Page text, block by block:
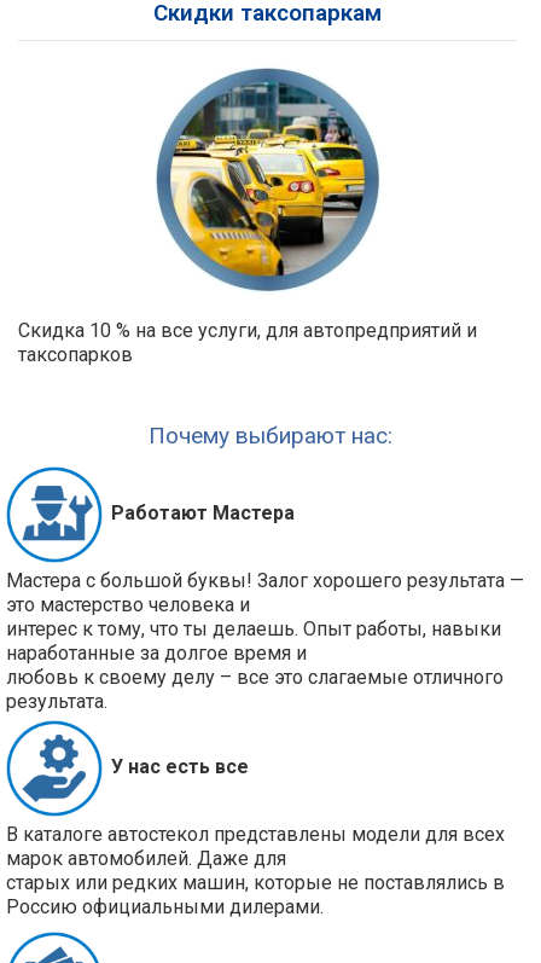
Скидки таксопаркам
Скидка 10 % на все услуги, для автопредприятий и
таксопарков
Почему выбирают нас:
Работают Мастера
Мастера с большой буквы! Залог хорошего результата —
это мастерство человека и
интерес к тому, что ты делаешь. Опыт работы, навыки
наработанные за долгое время и
любовь к своему делу – все это слагаемые отличного
результата.
У нас есть все
В каталоге автостекол представлены модели для всех
марок автомобилей. Даже для
старых или редких машин, которые не поставлялись в
Россию официальными дилерами.